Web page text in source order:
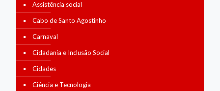
Assistência social
Cabo de Santo Agostinho
Carnaval
Cidadania e Inclusão Social
Cidades
Ciência e Tecnologia